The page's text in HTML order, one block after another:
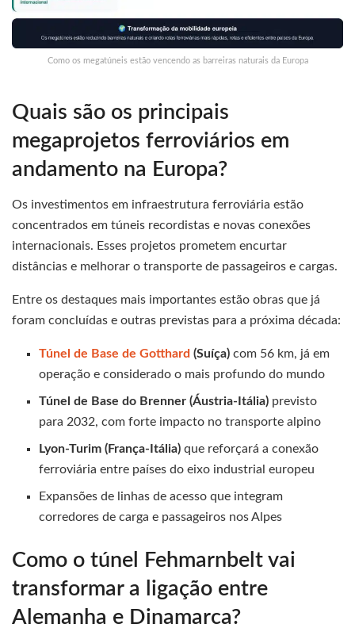
Como os megatúneis estão vencendo as barreiras naturais da Europa
Quais são os principais
megaprojetos ferroviários em
andamento na Europa?
Os investimentos em infraestrutura ferroviária estão
concentrados em túneis recordistas e novas conexões
internacionais. Esses projetos prometem encurtar
distâncias e melhorar o transporte de passageiros e cargas.
Entre os destaques mais importantes estão obras que já
foram concluídas e outras previstas para a próxima década:
Túnel de Base de Gotthard (Suíça) com 56 km, já em
operação e considerado o mais profundo do mundo
Túnel de Base do Brenner (Áustria-Itália) previsto
para 2032, com forte impacto no transporte alpino
Lyon-Turim (França-Itália) que reforçará a conexão
ferroviária entre países do eixo industrial europeu
Expansões de linhas de acesso que integram
corredores de carga e passageiros nos Alpes
Como o túnel Fehmarnbelt vai
transformar a ligação entre
Alemanha e Dinamarca?